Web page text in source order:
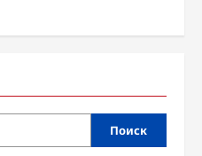
Поиск